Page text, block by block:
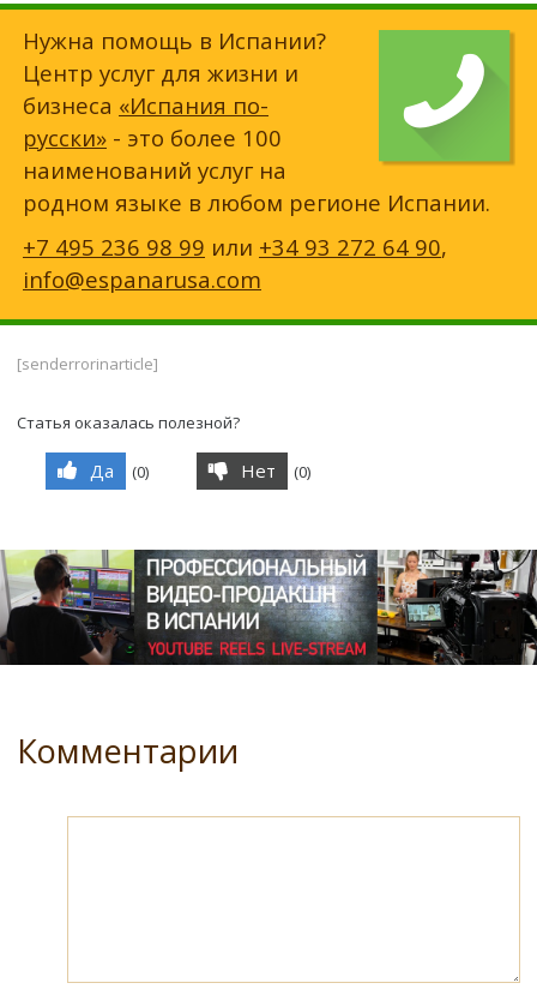
Нужна помощь в Испании?
Центр услуг для жизни и
бизнеса «Испания по-
русски» - это более 100
наименований услуг на
родном языке в любом регионе Испании.
+7 495 236 98 99 или +34 93 272 64 90,
info@espanarusa.com
[senderrorinarticle]
Статья оказалась полезной?
Да (0) Нет (0)
Комментарии